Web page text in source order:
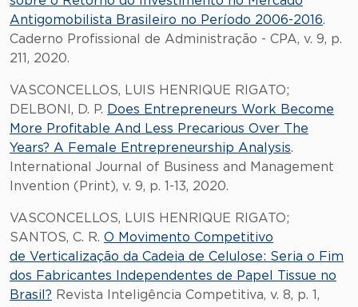
Antigomobilista Brasileiro no Período 2006-2016.
Caderno Profissional de Administração - CPA, v. 9, p.
211, 2020.
VASCONCELLOS, LUIS HENRIQUE RIGATO;
DELBONI, D. P. Does Entrepreneurs Work Become
More Profitable And Less Precarious Over The
Years? A Female Entrepreneurship Analysis.
International Journal of Business and Management
Invention (Print), v. 9, p. 1-13, 2020.
VASCONCELLOS, LUIS HENRIQUE RIGATO;
SANTOS, C. R. O Movimento Competitivo
de Verticalização da Cadeia de Celulose: Seria o Fim
dos Fabricantes Independentes de Papel Tissue no
Brasil? Revista Inteligência Competitiva, v. 8, p. 1,